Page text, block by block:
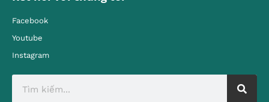
Facebook
Youtube
Instagram